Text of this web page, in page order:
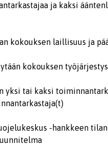
ja kaksi
kokouksen laillisuus ja
kokouksen työjärjestys
yksi tai kaksi
-hankkeen